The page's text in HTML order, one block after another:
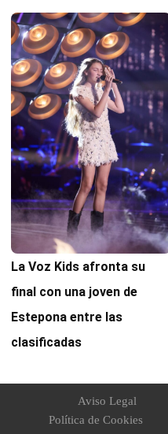
La Voz Kids afronta su
final con una joven de
Estepona entre las
clasificadas
Aviso Legal
Política de Cookies